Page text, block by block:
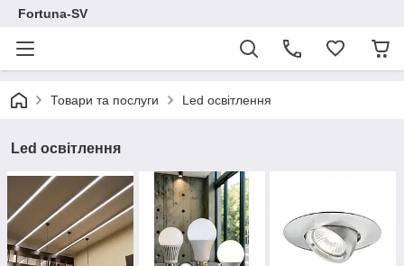
Fortuna-SV
Товари та послуги Led освітлення
Led освітлення